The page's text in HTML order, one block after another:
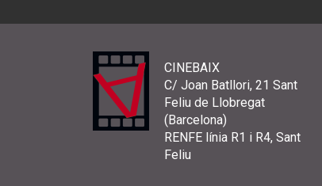
CINEBAIX
C/ Joan Batllori, 21 Sant
Feliu de Llobregat
(Barcelona)
RENFE línia R1 i R4, Sant
Feliu